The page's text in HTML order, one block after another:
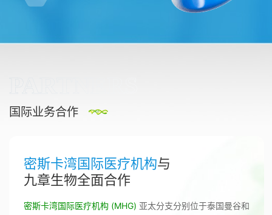
国际业务合作
密斯卡湾国际医疗机构与
九章生物全面合作
密斯卡湾国际医疗机构 (MHG) 亚太分支分别位于泰国曼谷和